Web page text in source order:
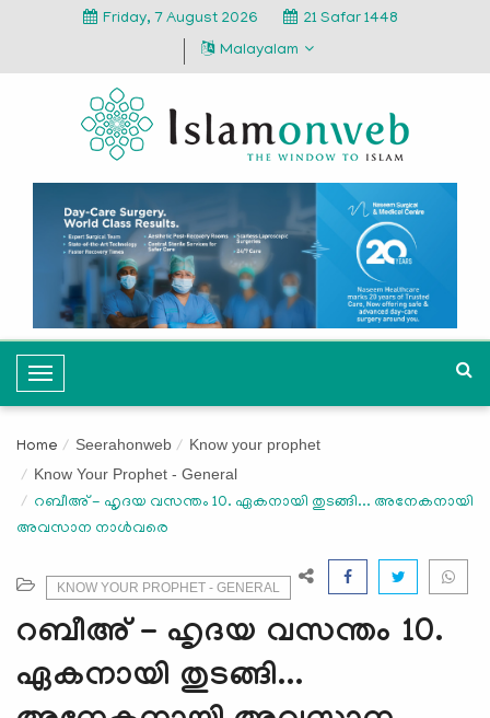
Friday, 7 August 2026
21 Safar 1448
Malayalam
T
o
g
l
e
N
g
a
t
Home Seerahonweb
Know your prophet
Know Your Prophet - General
റബീഅ് - ഹൃദയ വസന്തം 10. ഏകനായി തുടങ്ങി... അനേകനായി
അവസാന നാള്‍വരെ
KNOW YOUR PROPHET - GENERAL
റബീഅ് - ഹൃദയ വസന്തം 10.
ഏകനായി തുടങ്ങി...